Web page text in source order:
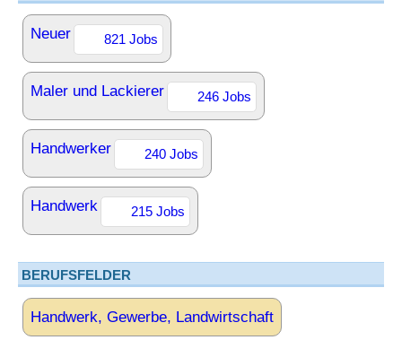
Neuer 821 Jobs
Maler und Lackierer 246 Jobs
Handwerker 240 Jobs
Handwerk 215 Jobs
BERUFSFELDER
Handwerk, Gewerbe, Landwirtschaft